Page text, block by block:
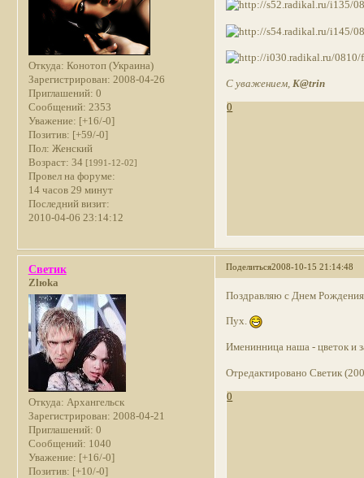
Откуда: Конотоп (Украина)
Зарегистрирован: 2008-04-26
Приглашений: 0
Сообщений: 2353
Уважение: [+16/-0]
Позитив: [+59/-0]
Пол: Женский
Возраст: 34 [1991-12-02]
Провел на форуме:
14 часов 29 минут
Последний визит:
2010-04-06 23:14:12
С уважением, K@trin
0
Поделиться2008-10-15 21:14:48
Светик
Zlюka
Откуда: Архангельск
Зарегистрирован: 2008-04-21
Приглашений: 0
Сообщений: 1040
Уважение: [+16/-0]
Позитив: [+10/-0]
Поздравляю с Днем
Пух.
Именинница наша - цветок и
Отредактировано Светик
0